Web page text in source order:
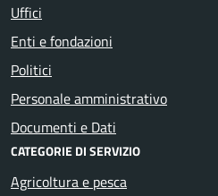
Uffici
Enti e fondazioni
Politici
Personale amministrativo
Documenti e Dati
CATEGORIE DI SERVIZIO
Agricoltura e pesca